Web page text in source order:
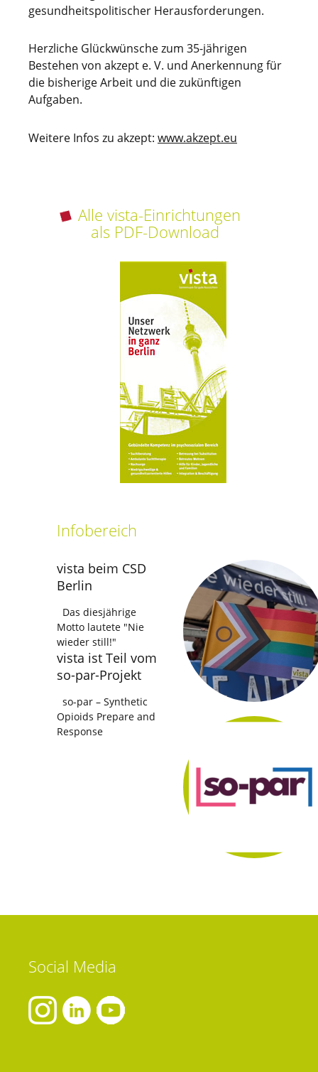
gesundheitspolitischer Herausforderungen.
Herzliche Glückwünsche zum 35-jährigen
Bestehen von akzept e. V. und Anerkennung für
die bisherige Arbeit und die zukünftigen
Aufgaben.
Weitere Infos zu akzept: www.akzept.eu
Alle vista-Einrichtungen
als PDF-Download
Infobereich
vista beim CSD
Berlin
Das diesjährige
Motto lautete "Nie
wieder still!"
vista ist Teil vom
so-par-Projekt
so-par – Synthetic
Opioids Prepare and
Response
Social Media